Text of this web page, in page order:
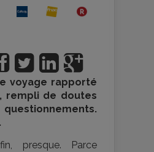
voyage rapporté
rempli de doutes
presque. Parce